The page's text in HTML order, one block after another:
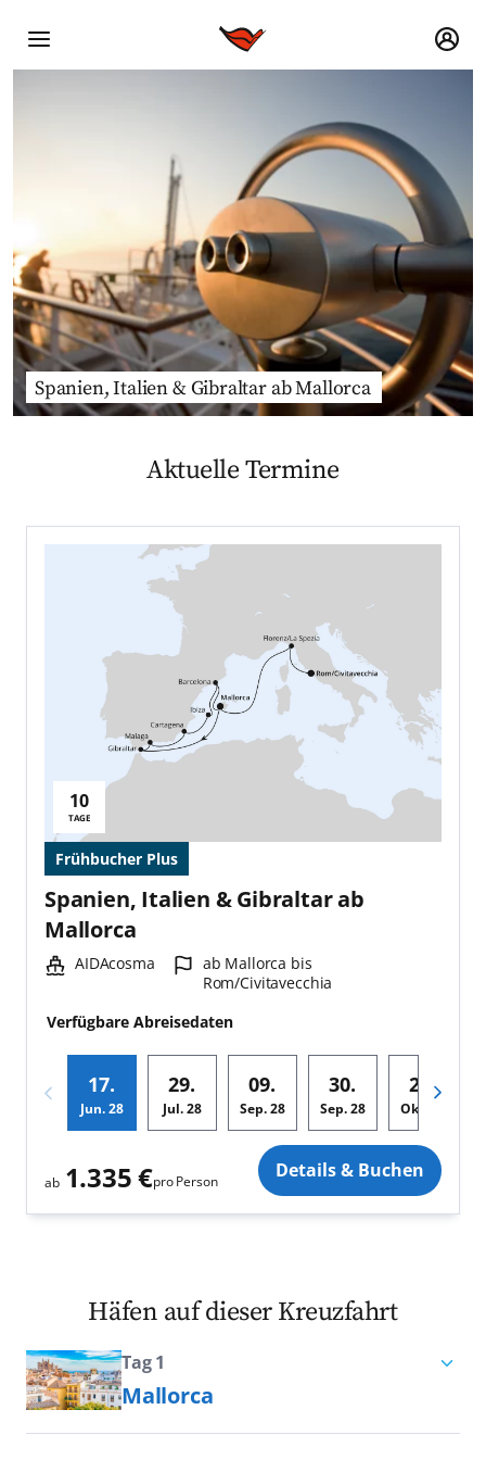
Spanien, Italien & Gibraltar ab Mallorca
Aktuelle Termine
Frühbucher Plus
Spanien, Italien & Gibraltar ab
Mallorca
Schiff:
AIDAcosma Hafen:
ab Mallorca bis
Rom/Civitavecchia
Verfügbare Abreisedaten
17.
Jun.28
29.
Jul.28
09.
Sep.28
30.
Sep.28
21.
Okt.
Reisedauer:
10
TAGE
ab 1.335 €pro Person Details & Buchen
Häfen auf dieser Kreuzfahrt
Tag 1
Mallorca
Palma de Mallorca bietet exzellente